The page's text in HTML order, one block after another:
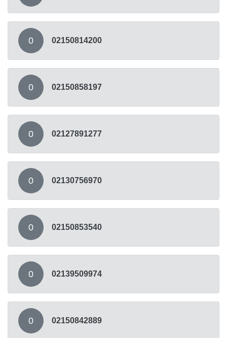
0 02150814200
0 02150858197
0 02127891277
0 02130756970
0 02150853540
0 02139509974
0 02150842889